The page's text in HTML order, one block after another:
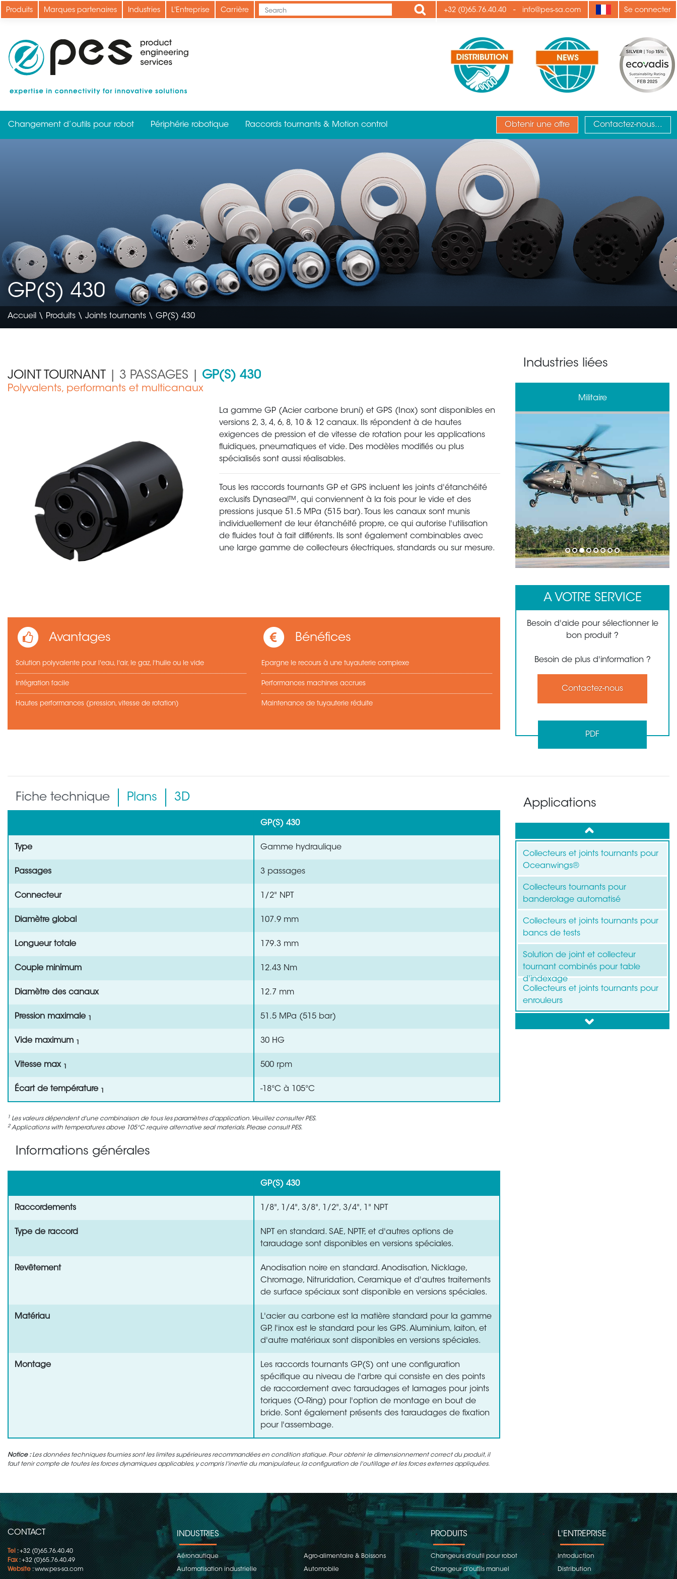
Aller
au
principal
Produits Marques partenaires Industries L'Entreprise Carrière Apply +32 (0)65.76.40.40 - info@pes-sa.com Se connecter
Changement d’outils pour robot Périphérie robotique Raccords tournants & Motion control Obtenir une offre Contactez-nous...
GP(S) 430
Accueil \ Produits \ Joints tournants \ GP(S) 430
JOINT TOURNANT | 3 PASSAGES | GP(S) 430
Polyvalents, performants et multicanaux
La gamme GP (Acier carbone bruni) et GPS (Inox) sont disponibles en
versions 2, 3, 4, 6, 8, 10 & 12 canaux. Ils répondent à de hautes
exigences de pression et de vitesse de rotation pour les applications
fluidiques, pneumatiques et vide. Des modèles modifiés ou plus
spécialisés sont aussi réalisables.
Tous les raccords tournants GP et GPS incluent les joints d'étanchéité
exclusifs Dynaseal™, qui conviennent à la fois pour le vide et des
pressions jusque 51.5 MPa (515 bar). Tous les canaux sont munis
individuellement de leur étanchéité propre, ce qui autorise l'utilisation
de fluides tout à fait différents. Ils sont également combinables avec
une large gamme de collecteurs électriques, standards ou sur mesure.
Avantages
Solution polyvalente pour l'eau, l'air, le gaz, l'huile ou le vide
Intégration facile
Hautes performances (pression, vitesse de rotation)
Bénéfices
Epargne le recours à une tuyauterie complexe
Performances machines accrues
Maintenance de tuyauterie réduite
Industries liées
Militaire
1 2 3 4 5 6 7 8
A VOTRE SERVICE
Besoin d'aide pour sélectionner le
bon produit ?
Besoin de plus d'information ?
Contactez-nous
PDF
Fiche technique Plans 3D
GP(S) 430
Type Gamme hydraulique
Passages 3 passages
Connecteur 1/2" NPT
Diamètre global 107.9 mm
Longueur totale 179.3 mm
Couple minimum 12.43 Nm
Diamètre des canaux 12.7 mm
Pression maximale 51.5 MPa (515 bar)
Vide maximum 30 HG
Vitesse max 500 rpm
Écart de température -18°C à 105°C
1 Les valeurs dépendent d'une combinaison de tous les paramètres d'application. Veuillez consulter PES.
2 Applications with temperatures above 105°C require alternative seal materials. Please consult PES.
Informations générales
GP(S) 430
Raccordements 1/8", 1/4", 3/8", 1/2", 3/4", 1" NPT
Type de raccord
NPT en standard. SAE, NPTF, et d'autres options de
taraudage sont disponibles en versions spéciales.
Revêtement
Anodisation noire en standard. Anodisation, Nicklage,
Chromage, Nitruridation, Ceramique et d'autres traitements
de surface spéciaux sont disponible en versions spéciales.
Matériau
L'acier au carbone est la matière standard pour la gamme
GP, l'inox est le standard pour les GPS. Aluminium, laiton, et
d'autre matériaux sont disponibles en versions spéciales.
Montage
Les raccords tournants GP(S) ont une configuration
spécifique au niveau de l'arbre qui consiste en des points
de raccordement avec taraudages et lamages pour joints
toriques (O-Ring) pour l'option de montage en bout de
bride. Sont également présents des taraudages de fixation
pour l'assembage.
Notice :Les données techniques fournies sont les limites supérieures recommandées en condition statique. Pour obtenir le dimensionnement correct du produit, il
faut tenir compte de toutes les forces dynamiques applicables, y compris l'inertie du manipulateur, la configuration de l'outillage et les forces externes appliquées.
Applications
up
Collecteurs et joints tournants pour
Oceanwings®
Collecteurs tournants pour
banderolage automatisé
Collecteurs et joints tournants pour
bancs de tests
Solution de joint et collecteur
tournant combinés pour table
d'indexage
Collecteurs et joints tournants pour
enrouleurs
down
CONTACT
Tel: +32 (0)65.76.40.40
Fax: +32 (0)65.76.40.49
Website:www.pes-sa.com
INDUSTRIES
Aéronautique Agro-alimentaire & Boissons
Automatisation industrielle Automobile
PRODUITS
Changeurs d'outil pour robot
Changeur d'outils manuel
L'ENTREPRISE
Introduction
Distribution